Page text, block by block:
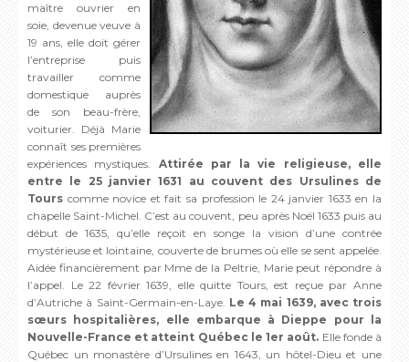
maître ouvrier en
soie, devenue veuve à
19 ans, elle doit gérer
l’entreprise puis
travailler comme
domestique auprès
de son beau-frère,
voiturier. Déjà Marie
connaît ses premières
expériences mystiques. Attirée par la vie religieuse, elle
entre le 25 janvier 1631 au couvent des Ursulines de
Tours comme novice et fait sa profession le 24 janvier 1633 en la
chapelle Saint-Michel. C’est au couvent, peu après Noël 1633 puis au
début de 1635, qu’elle reçoit en songe la vision d’une contrée
mystérieuse et lointaine, couverte de brumes où elle se sent appelée.
Aidée financièrement par Mme de la Peltrie, Marie peut répondre à
l’appel. Le 22 février 1639, elle quitte Tours, est reçue par Anne
d’Autriche à Saint-Germain-en-Laye. Le 4 mai 1639, avec trois
sœurs hospitalières, elle embarque à Dieppe pour la
Nouvelle-France et atteint Québec le 1er août. Elle fonde à
Québec un monastère d’Ursulines en 1643, un hôtel-Dieu et une